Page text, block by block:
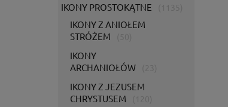
IKONY PROSTOKĄTNE
IKONY Z ANIOŁEM
STRÓŻEM
IKONY
ARCHANIOŁÓW
IKONY Z JEZUSEM
CHRYSTUSEM